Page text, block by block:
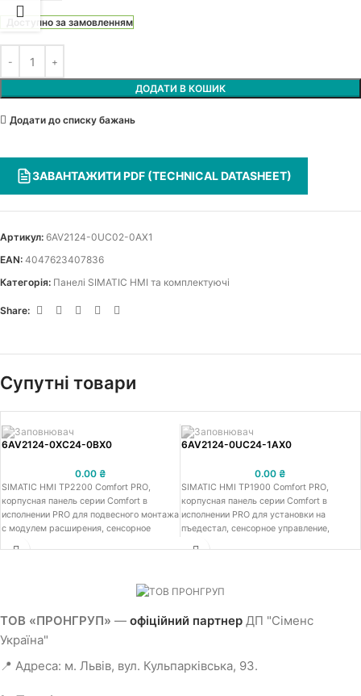
Доступно за замовленням
ДОДАТИ В КОШИК
Додати до списку бажань
ЗАВАНТАЖИТИ PDF (TECHNICAL DATASHEET)
EAN: 4047623407836
Артикул: 6AV2124-0UC02-0AX1
Категорія: Панелі SIMATIC HMI та комплектуючі
Share:
Супутні товари
6AV2124-0XC24-0BX0
0.00 ₴
SIMATIC HMI TP2200 Comfort PRO,
корпусная панель серии Comfort в
исполнении PRO для подвесного монтажа
с модулем расширения, сенсорное
MPI/PROFIBUS DP, пользовательская
память 24 МБ, WEC 2013, настройка в
6AV2124-0UC24-1AX0
0.00 ₴
SIMATIC HMI TP1900 Comfort PRO,
корпусная панель серии Comfort в
исполнении PRO для установки на
пъедестал, сенсорное управление,
память 24 МБ, WEC 2013, настройка в
ТОВ «ПРОНГРУП» — офіційний партнер ДП "Сіменс
Україна"
📍 Адреса: м. Львів, вул. Кульпарківська, 93.